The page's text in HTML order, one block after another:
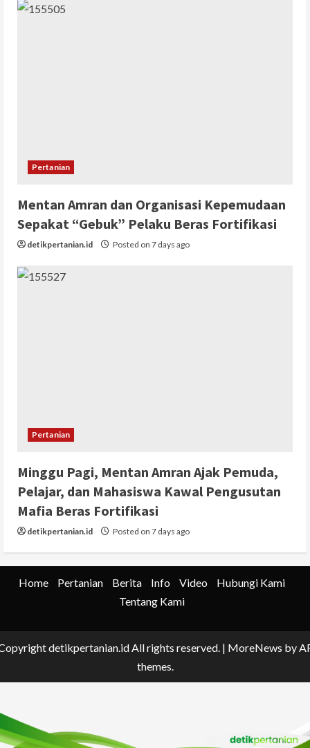
Pertanian
Mentan Amran dan Organisasi Kepemudaan
Sepakat “Gebuk” Pelaku Beras Fortifikasi
detikpertanian.id Posted on 7 days ago
Pertanian
Minggu Pagi, Mentan Amran Ajak Pemuda,
Pelajar, dan Mahasiswa Kawal Pengusutan
Mafia Beras Fortifikasi
detikpertanian.id Posted on 7 days ago
Home Pertanian Berita Info Video
Hubungi Kami
Tentang Kami
detikpertanian.id All rights reserved. | MoreNews by
themes.